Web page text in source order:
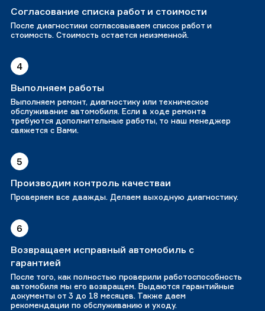
Согласование списка работ и стоимости
После диагностики согласовываем список работ и
стоимость. Стоимость остается неизменной.
4
Выполняем работы
Выполняем ремонт, диагностику или техническое
обслуживание автомобиля. Если в ходе ремонта
требуются дополнительные работы, то наш менеджер
свяжется с Вами.
5
Производим контроль качестваи
Проверяем все дважды. Делаем выходную диагностику.
6
Возвращаем исправный автомобиль с
гарантией
После того, как полностью проверили работоспособность
автомобиля мы его возвращем. Выдаются гарантийные
документы от 3 до 18 месяцев. Также даем
рекомендации по обслуживанию и уходу.